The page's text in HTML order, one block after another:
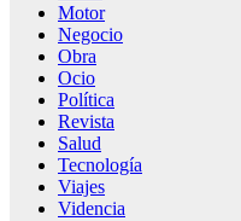
Motor
Negocio
Obra
Ocio
Política
Revista
Salud
Tecnología
Viajes
Videncia